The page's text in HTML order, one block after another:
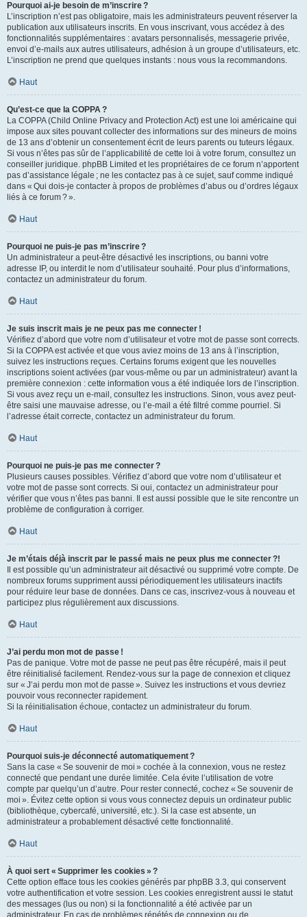
Pourquoi ai-je besoin de m’inscrire ?
L’inscription n’est pas obligatoire, mais les administrateurs peuvent réserver la
publication aux utilisateurs inscrits. En vous inscrivant, vous accédez à des
fonctionnalités supplémentaires : avatars personnalisés, messagerie privée,
envoi d’e-mails aux autres utilisateurs, adhésion à un groupe d’utilisateurs, etc.
L’inscription ne prend que quelques instants : nous vous la recommandons.
Haut
Qu’est-ce que la COPPA ?
La COPPA (Child Online Privacy and Protection Act) est une loi américaine qui
impose aux sites pouvant collecter des informations sur des mineurs de moins
de 13 ans d’obtenir un consentement écrit de leurs parents ou tuteurs légaux.
Si vous n’êtes pas sûr de l’applicabilité de cette loi à votre forum, consultez un
conseiller juridique. phpBB Limited et les propriétaires de ce forum n’apportent
pas d’assistance légale ; ne les contactez pas à ce sujet, sauf comme indiqué
dans « Qui dois-je contacter à propos de problèmes d’abus ou d’ordres légaux
liés à ce forum ? ».
Haut
Pourquoi ne puis-je pas m’inscrire ?
Un administrateur a peut-être désactivé les inscriptions, ou banni votre
adresse IP, ou interdit le nom d’utilisateur souhaité. Pour plus d’informations,
contactez un administrateur du forum.
Haut
Je suis inscrit mais je ne peux pas me connecter !
Vérifiez d’abord que votre nom d’utilisateur et votre mot de passe sont corrects.
Si la COPPA est activée et que vous aviez moins de 13 ans à l’inscription,
suivez les instructions reçues. Certains forums exigent que les nouvelles
inscriptions soient activées (par vous-même ou par un administrateur) avant la
première connexion : cette information vous a été indiquée lors de l’inscription.
Si vous avez reçu un e-mail, consultez les instructions. Sinon, vous avez peut-
être saisi une mauvaise adresse, ou l’e-mail a été filtré comme pourriel. Si
l’adresse était correcte, contactez un administrateur du forum.
Haut
Pourquoi ne puis-je pas me connecter ?
Plusieurs causes possibles. Vérifiez d’abord que votre nom d’utilisateur et
votre mot de passe sont corrects. Si oui, contactez un administrateur pour
vérifier que vous n’êtes pas banni. Il est aussi possible que le site rencontre un
problème de configuration à corriger.
Haut
Je m’étais déjà inscrit par le passé mais ne peux plus me connecter ?!
Il est possible qu’un administrateur ait désactivé ou supprimé votre compte. De
nombreux forums suppriment aussi périodiquement les utilisateurs inactifs
pour réduire leur base de données. Dans ce cas, inscrivez-vous à nouveau et
participez plus régulièrement aux discussions.
Haut
J’ai perdu mon mot de passe !
Pas de panique. Votre mot de passe ne peut pas être récupéré, mais il peut
être réinitialisé facilement. Rendez-vous sur la page de connexion et cliquez
sur « J’ai perdu mon mot de passe ». Suivez les instructions et vous devriez
pouvoir vous reconnecter rapidement.
Si la réinitialisation échoue, contactez un administrateur du forum.
Haut
Pourquoi suis-je déconnecté automatiquement ?
Sans la case « Se souvenir de moi » cochée à la connexion, vous ne restez
connecté que pendant une durée limitée. Cela évite l’utilisation de votre
compte par quelqu’un d’autre. Pour rester connecté, cochez « Se souvenir de
moi ». Évitez cette option si vous vous connectez depuis un ordinateur public
(bibliothèque, cybercafé, université, etc.). Si la case est absente, un
administrateur a probablement désactivé cette fonctionnalité.
Haut
À quoi sert « Supprimer les cookies » ?
Cette option efface tous les cookies générés par phpBB 3.3, qui conservent
votre authentification et votre session. Les cookies enregistrent aussi le statut
des messages (lus ou non) si la fonctionnalité a été activée par un